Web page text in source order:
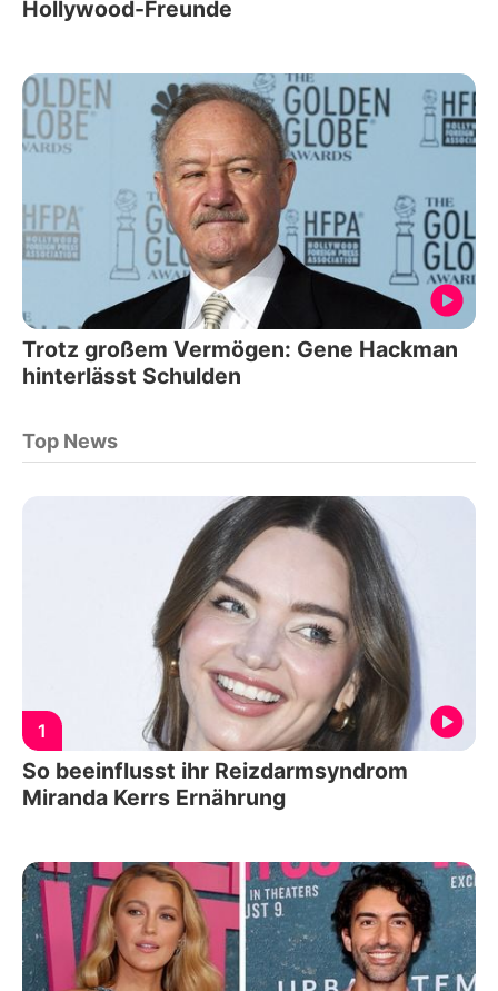
Hollywood-Freunde
Trotz großem Vermögen: Gene Hackman
hinterlässt Schulden
Top News
1
So beeinflusst ihr Reizdarmsyndrom
Miranda Kerrs Ernährung